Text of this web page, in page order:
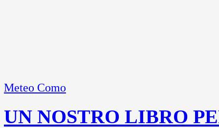
Meteo Como
UN NOSTRO LIBRO